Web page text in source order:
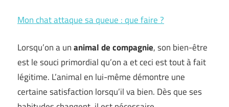
Mon chat attaque sa queue : que faire ?
Lorsqu’on a unanimal de compagnie, son bien-être
est le souci primordial qu’on a et ceci est tout à fait
légitime. L’animal en lui-même démontre une
certaine satisfaction lorsqu’il va bien. Dès que ses